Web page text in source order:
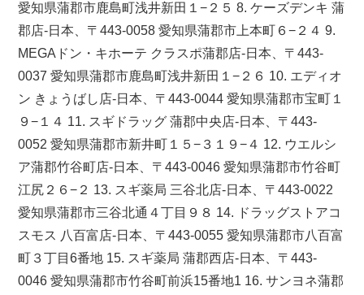
愛知県蒲郡市鹿島町浅井新田１−２５ 8. ケーズデンキ 蒲
郡店-日本、〒443-0058 愛知県蒲郡市上本町６−２４ 9.
MEGAドン・キホーテ クラスポ蒲郡店-日本、〒443-
0037 愛知県蒲郡市鹿島町浅井新田１−２６ 10. エディオ
ン きょうばし店-日本、〒443-0044 愛知県蒲郡市宝町１
９−１４ 11. スギドラッグ 蒲郡中央店-日本、〒443-
0052 愛知県蒲郡市新井町１５−３１９−４ 12. ウエルシ
ア蒲郡竹谷町店-日本、〒443-0046 愛知県蒲郡市竹谷町
江尻２６−２ 13. スギ薬局 三谷北店-日本、〒443-0022
愛知県蒲郡市三谷北通４丁目９８ 14. ドラッグストアコ
スモス 八百富店-日本、〒443-0055 愛知県蒲郡市八百富
町３丁目6番地 15. スギ薬局 蒲郡西店-日本、〒443-
0046 愛知県蒲郡市竹谷町前浜15番地1 16. サンヨネ蒲郡